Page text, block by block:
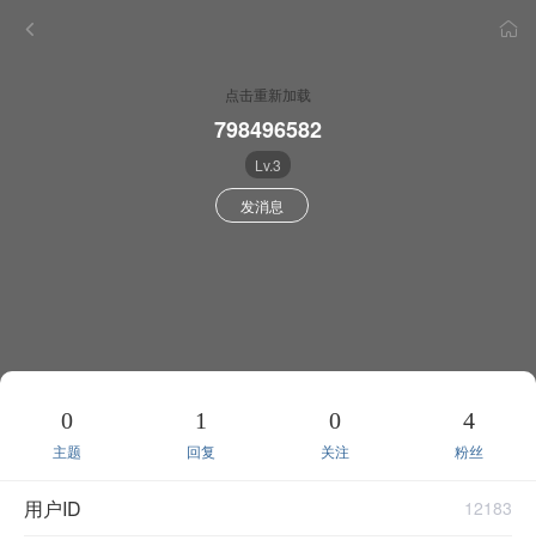
点击重新加载
798496582
Lv.3
发消息
0
主题
1
回复
0
关注
4
粉丝
用户ID 12183